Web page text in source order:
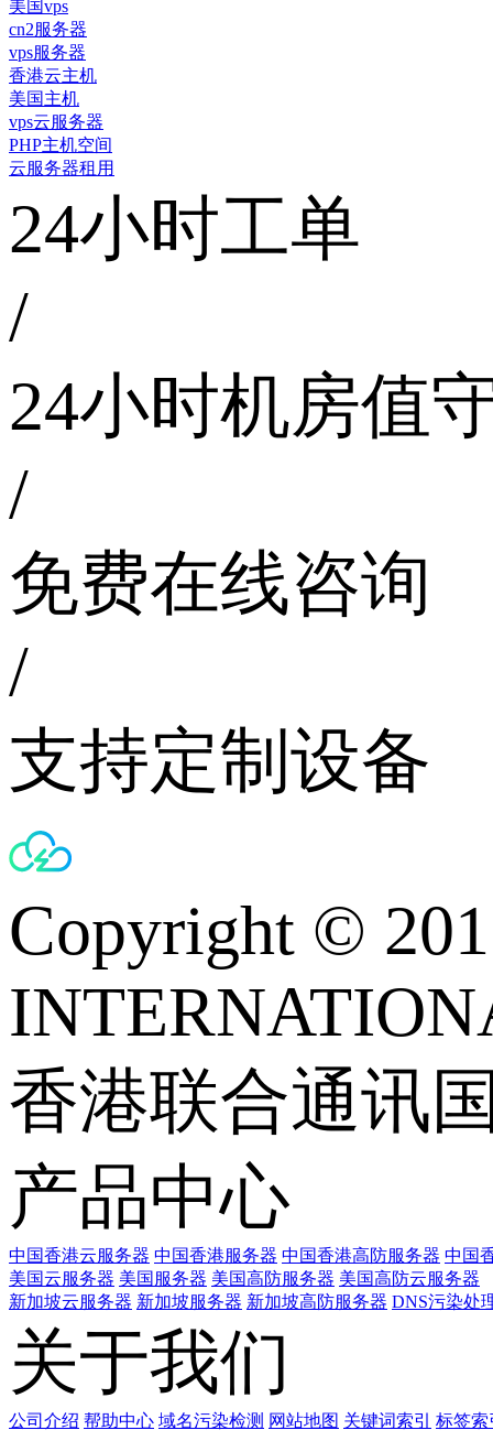
美国vps
cn2服务器
vps服务器
香港云主机
美国主机
vps云服务器
PHP主机空间
云服务器租用
24小时工单
/
24小时机房值
/
免费在线咨询
/
支持定制设备
Copyright ©
香港联合通讯
产品中心
中国香港云服务器 中国香港服务器 中国香港高防服务器 中国
美国云服务器 美国服务器 美国高防服务器 美国高防云服务器
新加坡云服务器 新加坡服务器 新加坡高防服务器 DNS污染处
关于我们
公司介绍 帮助中心 域名污染检测 网站地图 关键词索引 标签索